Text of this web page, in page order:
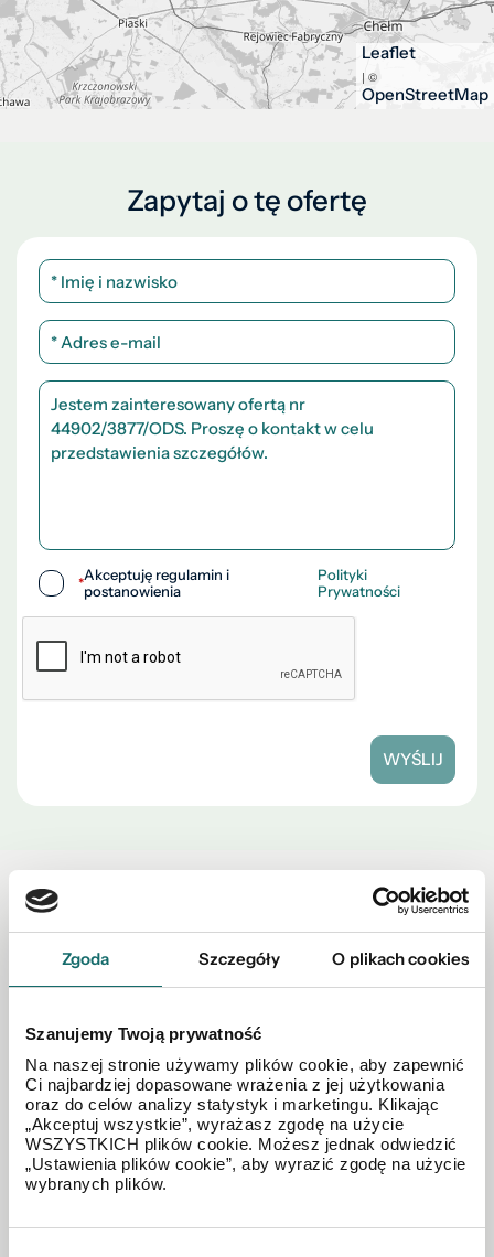
Zgoda Szczegóły O plikach cookies
Szanujemy Twoją prywatność
Na naszej stronie używamy plików cookie, aby zapewnić
Ci najbardziej dopasowane wrażenia z jej użytkowania
oraz do celów analizy statystyk i marketingu. Klikając
„Akceptuj wszystkie”, wyrażasz zgodę na użycie
WSZYSTKICH plików cookie. Możesz jednak odwiedzić
„Ustawienia plików cookie”, aby wyrazić zgodę na użycie
wybranych plików.
Leaflet
| ©
OpenStreetMap
Zapytaj o tę ofertę
*Akceptuję regulamin i
postanowienia
Polityki
Prywatności
WYŚLIJ
Zobacz również w okolicy